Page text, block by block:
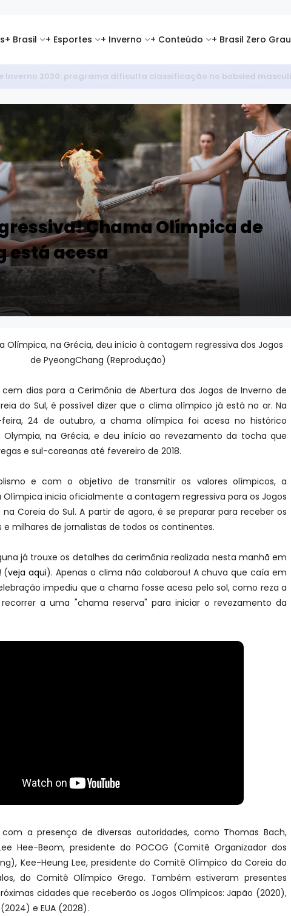
+ Brasil + Esportes + Inverno + Conteúdo + Brasil Zero Grau
Rollerski 2026: favoritos se destacam na abertura da temporada
Chama Olímpica de
está acesa
Olímpica, na Grécia, deu início à contagem regressiva dos Jogos
de PyeongChang (Reprodução)
dias para a Cerimônia de Abertura dos Jogos de Inverno de
do Sul, é possível dizer que o clima olímpico já está no ar. Na
24 de outubro, a chama olímpica foi acesa no histórico
Olympia, na Grécia, e deu início ao revezamento da tocha que
e sul-coreanas até fevereiro de 2018.
e com o objetivo de transmitir os valores olímpicos, a
inicia oficialmente a contagem regressiva para os Jogos
Coreia do Sul. A partir de agora, é se preparar para receber os
milhares de jornalistas de todos os continentes.
já trouxe os detalhes da cerimônia realizada nesta manhã em
(veja aqui). Apenas o clima não colaborou! A chuva que caía em
impediu que a chama fosse acesa pelo sol, como reza a
recorrer a uma "chama reserva" para iniciar o revezamento da
a presença de diversas autoridades, como Thomas Bach,
Hee-Beom, presidente do POCOG (Comitê Organizador dos
Kee-Heung Lee, presidente do Comitê Olímpico da Coreia do
do Comitê Olímpico Grego. Também estiveram presentes
cidades que receberão os Jogos Olímpicos: Japão (2020),
e EUA (2028).